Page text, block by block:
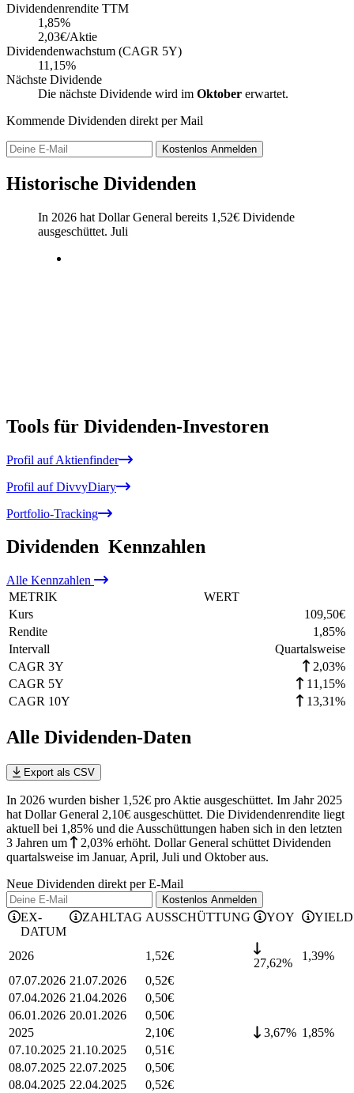
Dividendenrendite TTM
1,85%
2,03€/Aktie
Dividendenwachstum (CAGR 5Y)
11,15%
Nächste Dividende
Die nächste Dividende wird im Oktober erwartet.
Kommende Dividenden direkt per Mail
Kostenlos Anmelden
Historische Dividenden
In 2026 hat Dollar General bereits 1,52€ Dividende
ausgeschüttet. Juli
Tools für Dividenden-Investoren
Profil auf Aktienfinder
Profil auf DivvyDiary
Portfolio-Tracking
Dividenden Kennzahlen
Alle Kennzahlen
METRIK
WERT
Kurs
109,50€
Rendite
1,85%
Intervall
Quartalsweise
CAGR 3Y
2,03%
CAGR 5Y
11,15%
CAGR 10Y
13,31%
Alle Dividenden-Daten
Export als CSV
In 2026 wurden bisher 1,52€ pro Aktie ausgeschüttet. Im Jahr 2025
hat Dollar General 2,10€ ausgeschüttet. Die Dividendenrendite liegt
aktuell bei 1,85% und die Ausschüttungen haben sich in den letzten
3 Jahren um 2,03% erhöht. Dollar General schüttet Dividenden
quartalsweise im Januar, April, Juli und Oktober aus.
Neue Dividenden direkt per E-Mail
Kostenlos Anmelden
EX-
DATUM
ZAHLTAG AUSSCHÜTTUNG YOY YIELD
2026 1,52€
27,62%
1,39%
07.07.2026 21.07.2026 0,52€
07.04.2026 21.04.2026 0,50€
06.01.2026 20.01.2026 0,50€
2025
2,10€ 3,67% 1,85%
07.10.2025 21.10.2025 0,51€
08.07.2025 22.07.2025 0,50€
08.04.2025 22.04.2025 0,52€